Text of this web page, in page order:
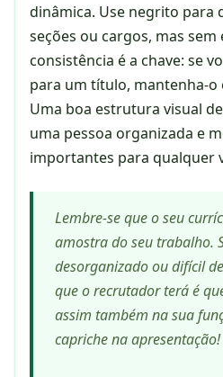
dinâmica. Use negrito para
seções ou cargos, mas sem
consistência é a chave: se
para um título, mantenha-
Uma boa estrutura visual
uma pessoa organizada e
importantes para qualquer
Lembre-se que o seu
amostra do seu trabalho.
desorganizado ou difícil
que o recrutador terá é
assim também na sua
capriche na apresentação!